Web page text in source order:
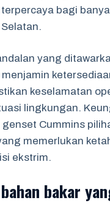
bagi
yang
keselamatan
lingkungan.
Cummins
memerlukan
ekstrim.
bakar